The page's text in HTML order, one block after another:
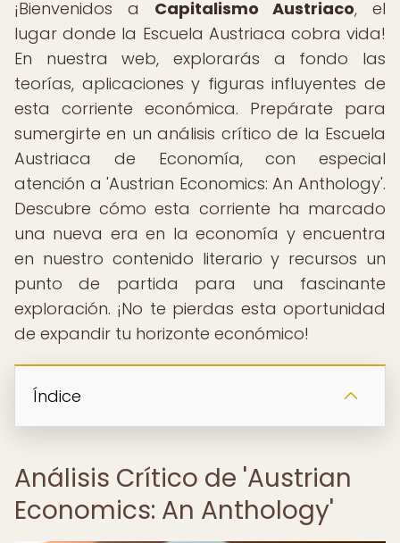
¡Bienvenidos a Capitalismo Austriaco, el
lugar donde la Escuela Austriaca cobra vida!
En nuestra web, explorarás a fondo las
teorías, aplicaciones y figuras influyentes de
esta corriente económica. Prepárate para
sumergirte en un análisis crítico de la Escuela
Austriaca de Economía, con especial
atención a 'Austrian Economics: An Anthology'.
Descubre cómo esta corriente ha marcado
una nueva era en la economía y encuentra
en nuestro contenido literario y recursos un
punto de partida para una fascinante
exploración. ¡No te pierdas esta oportunidad
de expandir tu horizonte económico!
Índice
Análisis Crítico de 'Austrian
Economics: An Anthology'